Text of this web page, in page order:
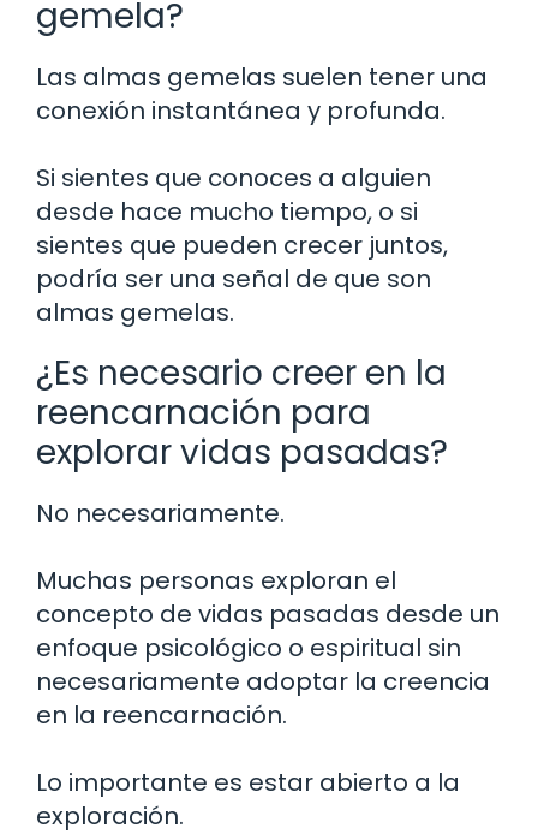
gemela?
Las almas gemelas suelen tener una
conexión instantánea y profunda.
Si sientes que conoces a alguien
desde hace mucho tiempo, o si
sientes que pueden crecer juntos,
podría ser una señal de que son
almas gemelas.
¿Es necesario creer en la
reencarnación para
explorar vidas pasadas?
No necesariamente.
Muchas personas exploran el
concepto de vidas pasadas desde un
enfoque psicológico o espiritual sin
necesariamente adoptar la creencia
en la reencarnación.
Lo importante es estar abierto a la
exploración.